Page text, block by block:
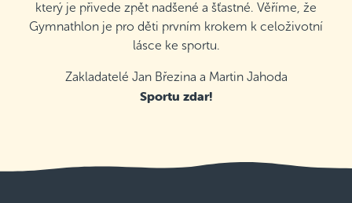
který je přivede zpět nadšené a šťastné. Věříme, že
Gymnathlon je pro děti prvním krokem k celoživotní
lásce ke sportu.
Zakladatelé Jan Březina a Martin Jahoda
Sportu zdar!